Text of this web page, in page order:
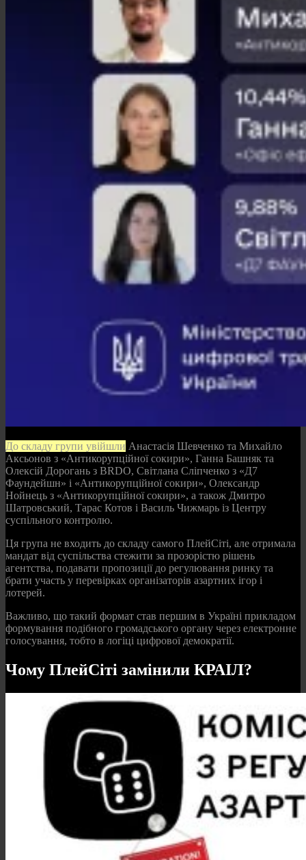
До складу групи увійшли Анастасія Шевченко та Михайло
Аксьонов з «Антикорупційної сокири», Ганна Башняк та
Олексій Дорогань з BRDO, Світлана Сліпченко з «Д7
Фаундейшн» і «Антикорупційної сокири», Олександр
Нойнець з «Антикорупційної сокири», а також Дмитро
Шатровський, Тарас Котов і Василь Чижмарь із Центру
суспільного контролю.
Ця група не входить до складу самого ПлейСіті, але отримала
мандат від суспільства стежити за прозорістю рішень
агентства, подавати пропозиції до регулювання ринку та
брати участь у перевірках організаторів азартних ігор і
лотерей.
Важливо, що такий формат став першим в Україні прикладом
формування подібного громадського органу через електронне
голосування, тобто в логіці цифрової демократії.
Чому ПлейСіті замінили КРАІЛ?